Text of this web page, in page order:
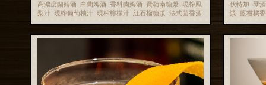
高濃度蘭姆酒 白蘭姆酒 香料蘭姆酒 費勒南糖漿 現榨鳳
梨汁 現榨葡萄柚汁 現榨檸檬汁 紅石榴糖漿 法式茴香酒
伏特加 琴
漿 藍柑橘